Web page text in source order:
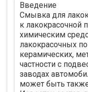
2.2 Расчет
13
2.3 Составление
вложений в
3 Расчет
3.1 Составление
одного
3.2 Расчет
Введение
Смывка для
к лакокрасочной
химическим
лакокрасочных
керамических,
частности с
заводах
может быть